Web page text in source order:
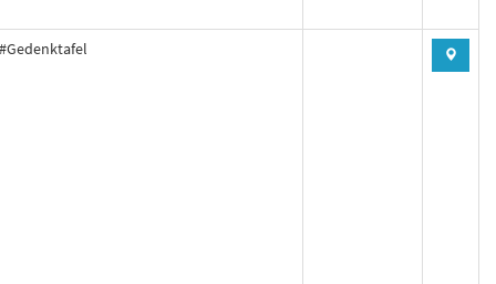
#Gedenktafel